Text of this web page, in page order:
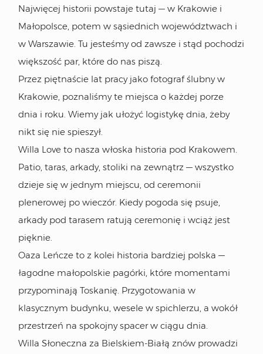
Najwięcej historii powstaje tutaj — w Krakowie i
Małopolsce, potem w sąsiednich województwach i
w Warszawie. Tu jesteśmy od zawsze i stąd pochodzi
większość par, które do nas piszą.
Przez piętnaście lat pracy jako fotograf ślubny w
Krakowie, poznaliśmy te miejsca o każdej porze
dnia i roku. Wiemy jak ułożyć logistykę dnia, żeby
nikt się nie spieszył.
Willa Love to nasza włoska historia pod Krakowem.
Patio, taras, arkady, stoliki na zewnątrz — wszystko
dzieje się w jednym miejscu, od ceremonii
plenerowej po wieczór. Kiedy pogoda się psuje,
arkady pod tarasem ratują ceremonię i wciąż jest
pięknie.
Oaza Leńcze to z kolei historia bardziej polska —
łagodne małopolskie pagórki, które momentami
przypominają Toskanię. Przygotowania w
klasycznym budynku, wesele w spichlerzu, a wokół
przestrzeń na spokojny spacer w ciągu dnia.
Willa Słoneczna za Bielskiem-Białą znów prowadzi